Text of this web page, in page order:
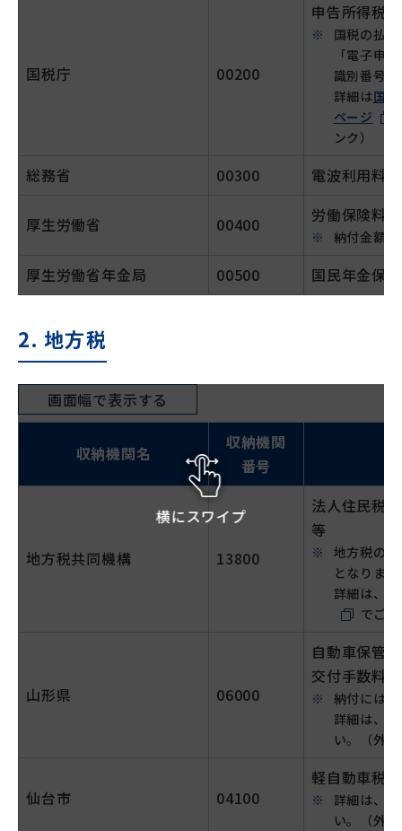
国税庁 00200
申告所得税
国税の払
「電子申
識別番号
詳細は国
ページ
ンク）
総務省 00300 電波利用料
厚生労働省 00400 労働保険料
納付金額
厚生労働省年金局 00500 国民年金保
2. 地方税
画面幅で表示する
収納機関名
収納機関
番号
地方税共同機構 13800
法人住民税
等
地方税の
となります
詳細は、
でご
山形県 06000
自動車保管
交付手数料
納付には
詳細は、
い。（外
仙台市 04100
軽自動車税
詳細は、
い。（外
横にスワイプ